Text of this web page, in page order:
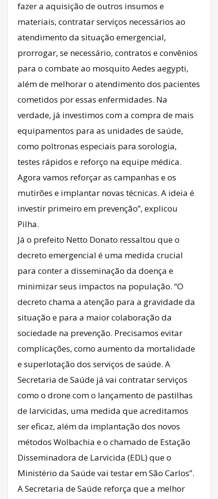
fazer a aquisição de outros insumos e
materiais, contratar serviços necessários ao
atendimento da situação emergencial,
prorrogar, se necessário, contratos e convênios
para o combate ao mosquito Aedes aegypti,
além de melhorar o atendimento dos pacientes
cometidos por essas enfermidades. Na
verdade, já investimos com a compra de mais
equipamentos para as unidades de saúde,
como poltronas especiais para sorologia,
testes rápidos e reforço na equipe médica.
Agora vamos reforçar as campanhas e os
mutirões e implantar novas técnicas. A ideia é
investir primeiro em prevenção”, explicou
Pilha.
Já o prefeito Netto Donato ressaltou que o
decreto emergencial é uma medida crucial
para conter a disseminação da doença e
minimizar seus impactos na população. “O
decreto chama a atenção para a gravidade da
situação e para a maior colaboração da
sociedade na prevenção. Precisamos evitar
complicações, como aumento da mortalidade
e superlotação dos serviços de saúde. A
Secretaria de Saúde já vai contratar serviços
como o drone com o lançamento de pastilhas
de larvicidas, uma medida que acreditamos
ser eficaz, além da implantação dos novos
métodos Wolbachia e o chamado de Estação
Disseminadora de Larvicida (EDL) que o
Ministério da Saúde vai testar em São Carlos”.
A Secretaria de Saúde reforça que a melhor